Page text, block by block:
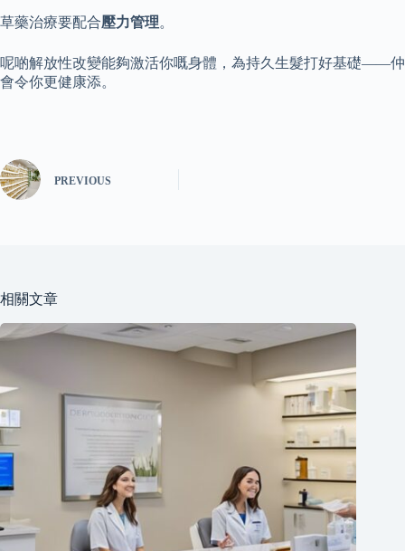
草藥治療要配合壓力管理。
呢啲解放性改變能夠激活你嘅身體，為持久生髮打好基礎——仲
會令你更健康添。
PREVIOUS
相關文章